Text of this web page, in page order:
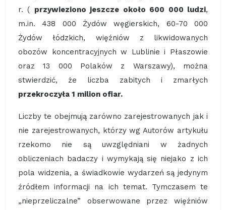
r. ( przywieziono jeszcze około 600 000 ludzi,
m.in. 438 000 Żydów węgierskich, 60-70 000
Żydów łódzkich, więźniów z likwidowanych
obozów koncentracyjnych w Lublinie i Płaszowie
oraz 13 000 Polaków z Warszawy), można
stwierdzić, że liczba zabitych i zmarłych
przekroczyła 1 milion ofiar.
Liczby te obejmują zarówno zarejestrowanych jak i
nie zarejestrowanych, którzy wg Autorów artykułu
rzekomo nie są uwzględniani w żadnych
obliczeniach badaczy i wymykają się niejako z ich
pola widzenia, a świadkowie wydarzeń są jedynym
źródłem informacji na ich temat. Tymczasem te
„nieprzeliczalne” obserwowane przez więźniów